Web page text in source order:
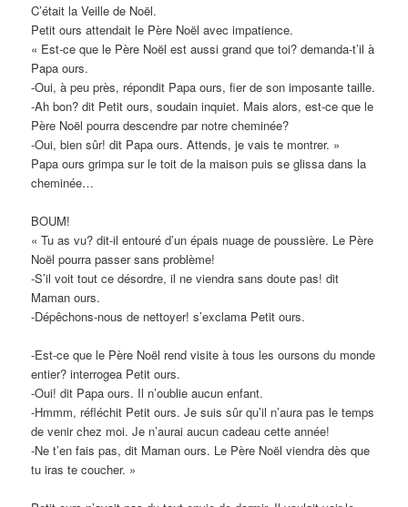
C’était la Veille de Noël.
Petit ours attendait le Père Noël avec impatience.
« Est-ce que le Père Noël est aussi grand que toi? demanda-t’il à
Papa ours.
-Oui, à peu près, répondit Papa ours, fier de son imposante taille.
-Ah bon? dit Petit ours, soudain inquiet. Mais alors, est-ce que le
Père Noël pourra descendre par notre cheminée?
-Oui, bien sûr! dit Papa ours. Attends, je vais te montrer. »
Papa ours grimpa sur le toit de la maison puis se glissa dans la
cheminée…
BOUM!
« Tu as vu? dit-il entouré d’un épais nuage de poussière. Le Père
Noël pourra passer sans problème!
-S’il voit tout ce désordre, il ne viendra sans doute pas! dit
Maman ours.
-Dépêchons-nous de nettoyer! s’exclama Petit ours.
-Est-ce que le Père Noël rend visite à tous les oursons du monde
entier? interrogea Petit ours.
-Oui! dit Papa ours. Il n’oublie aucun enfant.
-Hmmm, réfléchit Petit ours. Je suis sûr qu’il n’aura pas le temps
de venir chez moi. Je n’aurai aucun cadeau cette année!
-Ne t’en fais pas, dit Maman ours. Le Père Noël viendra dès que
tu iras te coucher. »